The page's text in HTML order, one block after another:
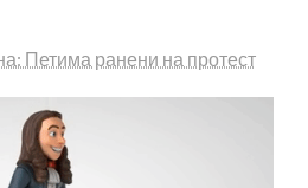
Петима ранени на протест